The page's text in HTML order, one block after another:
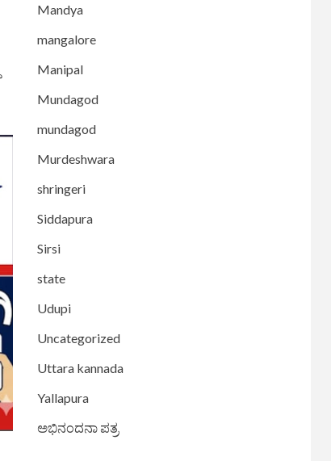
Mandya
mangalore
Manipal
Mundagod
mundagod
Murdeshwara
shringeri
Siddapura
Sirsi
state
Udupi
Uncategorized
Uttara kannada
Yallapura
ಅಭಿನಂದನಾ ಪತ್ರ